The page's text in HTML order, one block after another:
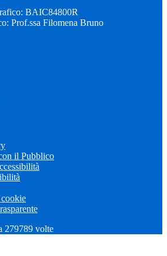
BAIC84800R
Prof.ssa Filomena Bruno
il Pubblico
cookie
279789 volte